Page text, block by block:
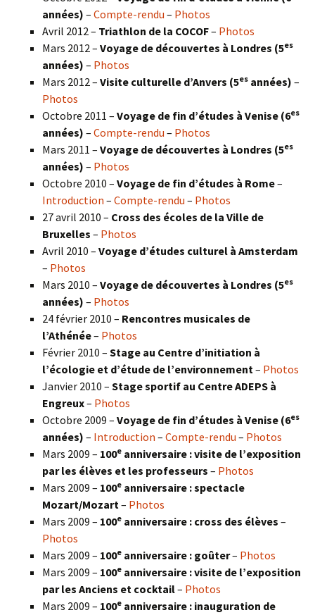
années) – Compte-rendu – Photos
Avril 2012 – Triathlon de la COCOF– Photos
Mars 2012 – Voyage de découvertes à Londres (5es
années) – Photos
Mars 2012 – Visite culturelle d’Anvers (5es années) –
Photos
Octobre 2011 – Voyage de fin d’études à Venise (6es
années) – Compte-rendu – Photos
Mars 2011 – Voyage de découvertes à Londres (5es
années) – Photos
Octobre 2010 – Voyage de fin d’études à Rome–
Introduction – Compte-rendu – Photos
27 avril 2010 – Cross des écoles de la Ville de
Bruxelles – Photos
Avril 2010 – Voyage d’études culturel à Amsterdam
– Photos
Mars 2010 – Voyage de découvertes à Londres (5es
années) – Photos
24 février 2010 – Rencontres musicales de
l’Athénée– Photos
Février 2010 – Stage au Centre d’initiation à
l’écologie et d’étude de l’environnement– Photos
Janvier 2010 – Stage sportif au Centre ADEPS à
Engreux– Photos
Octobre 2009 – Voyage de fin d’études à Venise (6es
années) – Introduction – Compte-rendu – Photos
Mars 2009 – 100e anniversaire : visite de l’exposition
par les élèves et les professeurs – Photos
Mars 2009 – 100e anniversaire : spectacle
Mozart/Mozart– Photos
Mars 2009 – 100e anniversaire : cross des élèves –
Photos
Mars 2009 – 100e anniversaire : goûter– Photos
Mars 2009 – 100e anniversaire : visite de l’exposition
par les Anciens et cocktail– Photos
Mars 2009 – 100e anniversaire : inauguration de